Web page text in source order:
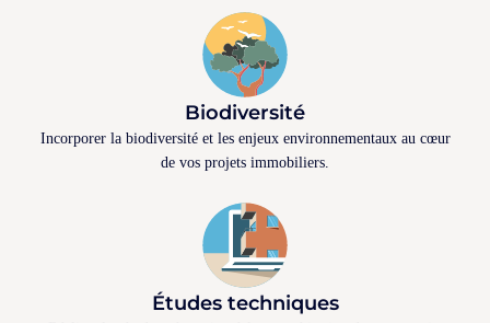
Biodiversité
Incorporer la biodiversité et les enjeux environnementaux au cœur
de vos projets immobiliers.
Études techniques